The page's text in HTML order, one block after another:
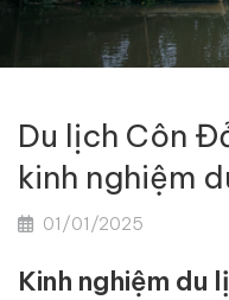
Du lịch Côn
kinh nghiệm
01/01/2025
Kinh nghiệm du